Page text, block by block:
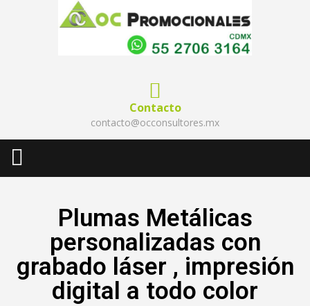
Contacto
contacto@occonsultores.mx
Plumas Metálicas
personalizadas con
grabado láser , impresión
digital a todo color